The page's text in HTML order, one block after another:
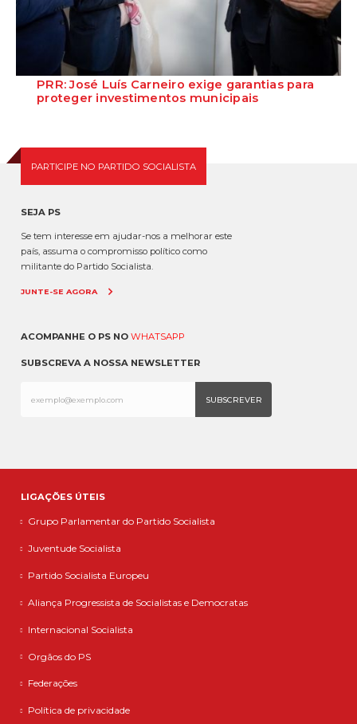
PRR: José Luís Carneiro exige garantias para
proteger investimentos municipais
PARTICIPE NO PARTIDO SOCIALISTA
SEJA PS
Se tem interesse em ajudar-nos a melhorar este
país, assuma o compromisso político como
militante do Partido Socialista.
JUNTE-SE AGORA
ACOMPANHE O PS NO WHATSAPP
SUBSCREVA A NOSSA NEWSLETTER
LIGAÇÕES ÚTEIS
Grupo Parlamentar do Partido Socialista
Juventude Socialista
Partido Socialista Europeu
Aliança Progressista de Socialistas e Democratas
Internacional Socialista
Orgãos do PS
Federações
Política de privacidade